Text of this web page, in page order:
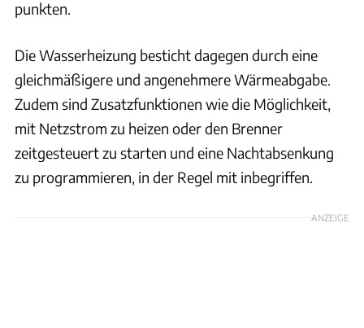
punkten.
Die Wasserheizung besticht dagegen durch eine
gleichmäßigere und angenehmere Wärmeabgabe.
Zudem sind Zusatzfunktionen wie die Möglichkeit,
mit Netzstrom zu heizen oder den Brenner
zeitgesteuert zu starten und eine Nachtabsenkung
zu programmieren, in der Regel mit inbegriffen.
ANZEIGE